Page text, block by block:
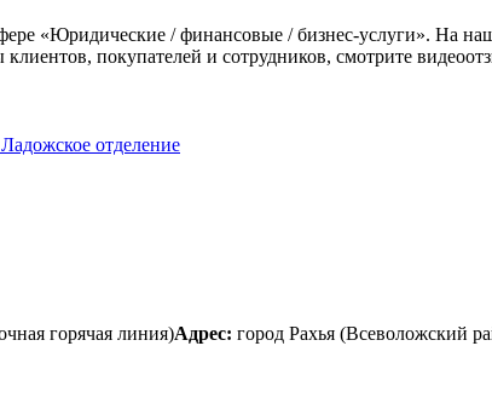
«Юридические / финансовые / бизнес-услуги». На
покупателей и сотрудников, смотрите
отделение
горячая линия)Адрес: город Рахья (Всеволожский